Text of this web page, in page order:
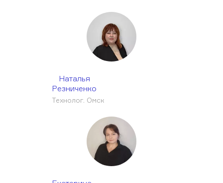
Наталья
Резниченко
Технолог. Омск